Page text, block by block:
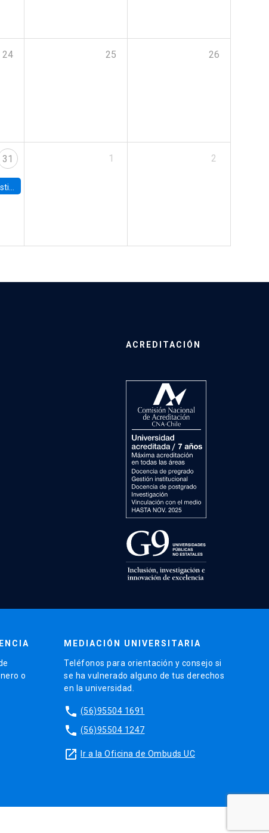
24 25 26
31
Board
1 2
ACREDITACIÓN
o
MEDIACIÓN UNIVERSITARIA
Teléfonos para orientación y consejo si
se ha vulnerado alguno de tus derechos
en la universidad.
phone (56)95504 1691
phone (56)95504 1247
launch Ir a la Oficina de Ombuds UC